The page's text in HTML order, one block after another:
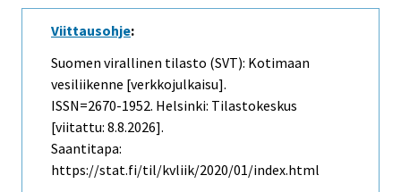
Viittausohje:
Suomen virallinen tilasto (SVT): Kotimaan
vesiliikenne [verkkojulkaisu].
ISSN=2670-1952. Helsinki: Tilastokeskus
[viitattu: 8.8.2026].
Saantitapa:
https://stat.fi/til/kvliik/2020/01/index.html